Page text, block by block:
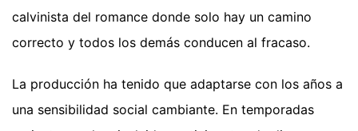
calvinista del romance donde solo hay un camino
correcto y todos los demás conducen al fracaso.
La producción ha tenido que adaptarse con los años a
una sensibilidad social cambiante. En temporadas